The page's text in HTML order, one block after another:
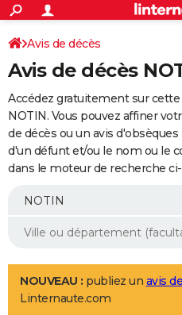
ACTUALITÉS
Politique
Société
Faits Divers
Education
Monde
Villes
+
SPORT
Coupe du monde 2026
Football
Tennis
Cyclisme
Rugby
Forum
Programme TV
TNT
Streaming
Cinéma
Sorties cinéma
Musique
+
FINANCE
Retraite
Impôts
Epargne
Immobilier
Risques naturels par ville
Banque
Assurance
Crédit
AUTO
Essais
Réserver un essai
Citadines
Berlines
SUV
Forum auto
+
Mobiles
Meilleur smartphone
Internet
Ordinateurs
Jeux vidéo
Guide high-tech
Aménagement intérieur
LIFESTYLE
Art de vivre
Bien-être
Loisirs
Mode
Modes de vie
Avis de décès
Avis de décès
Accédez gratuitement sur cette
NOTIN. Vous pouvez affiner
de décès ou un avis
d'un défunt et/ou le nom ou le
dans le moteur de recherche
NOUVEAU : publiez un avis
Linternaute.com